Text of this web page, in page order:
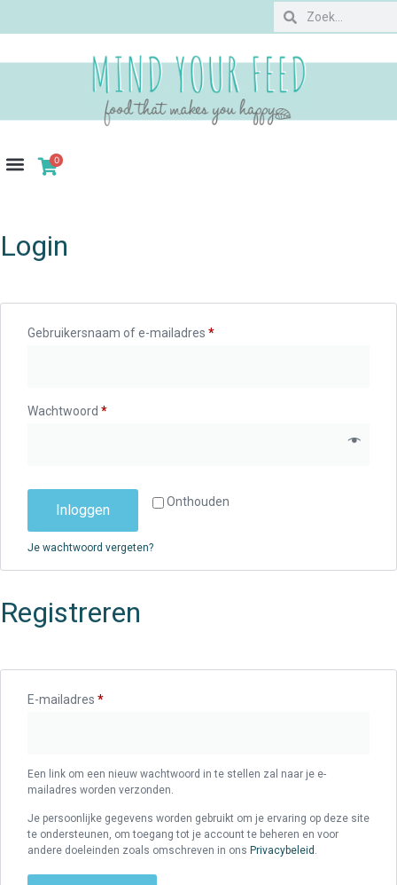
0
Login
Gebruikersnaam of e-mailadres *
Wachtwoord *
Onthouden
Inloggen
Je wachtwoord vergeten?
Registreren
E-mailadres *
Een link om een nieuw wachtwoord in te stellen zal naar je e-
mailadres worden verzonden.
Je persoonlijke gegevens worden gebruikt om je ervaring op deze site
te ondersteunen, om toegang tot je account te beheren en voor
andere doeleinden zoals omschreven in ons Privacybeleid .